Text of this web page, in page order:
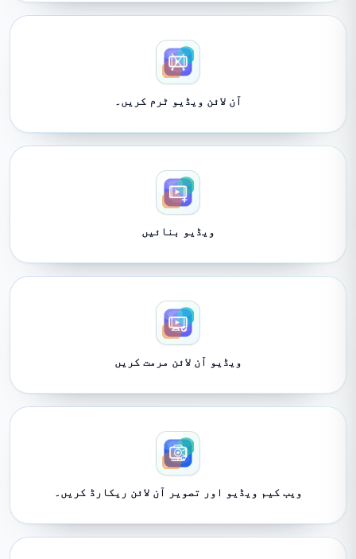
آن لائن ویڈیو ٹرم کریں۔
ویڈیو بنائیں
ویڈیو آن لائن مرمت کریں
ویب کیم ویڈیو اور تصویر آن لائن ریکارڈ کریں۔